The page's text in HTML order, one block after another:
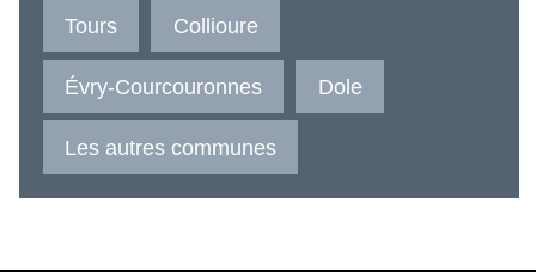
Tours Collioure
Évry-Courcouronnes Dole
Les autres communes